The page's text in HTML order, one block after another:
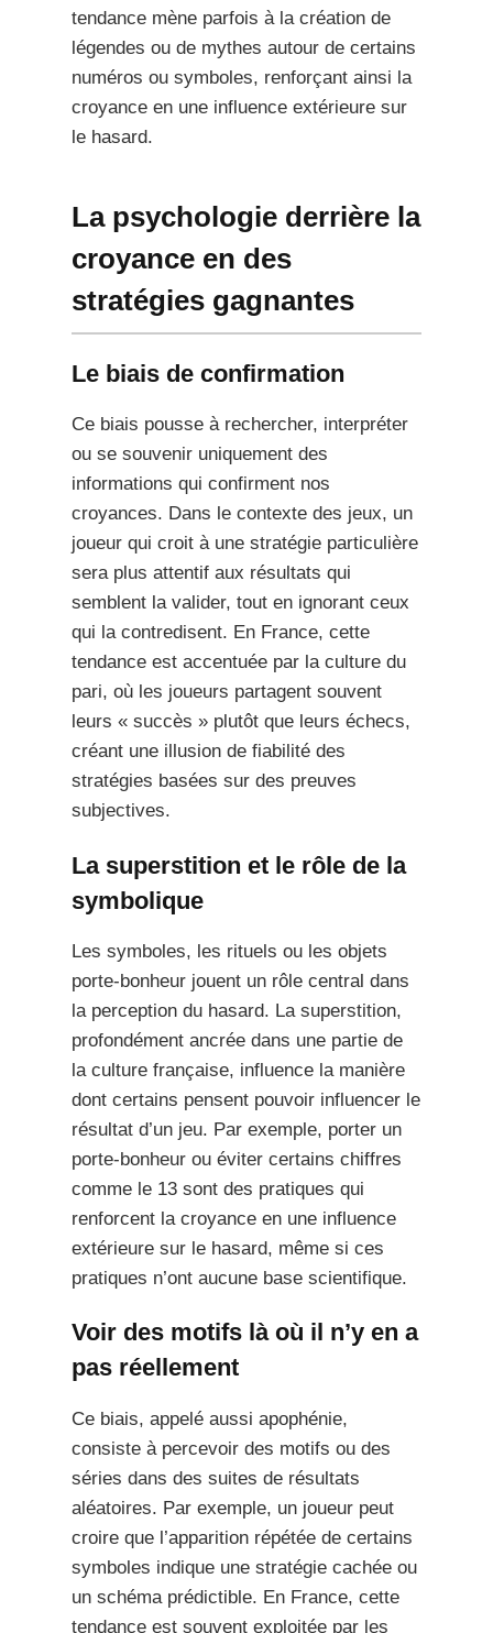
tendance mène parfois à la création de
légendes ou de mythes autour de certains
numéros ou symboles, renforçant ainsi la
croyance en une influence extérieure sur
le hasard.
La psychologie derrière la
croyance en des
stratégies gagnantes
Le biais de confirmation
Ce biais pousse à rechercher, interpréter
ou se souvenir uniquement des
informations qui confirment nos
croyances. Dans le contexte des jeux, un
joueur qui croit à une stratégie particulière
sera plus attentif aux résultats qui
semblent la valider, tout en ignorant ceux
qui la contredisent. En France, cette
tendance est accentuée par la culture du
pari, où les joueurs partagent souvent
leurs « succès » plutôt que leurs échecs,
créant une illusion de fiabilité des
stratégies basées sur des preuves
subjectives.
La superstition et le rôle de la
symbolique
Les symboles, les rituels ou les objets
porte-bonheur jouent un rôle central dans
la perception du hasard. La superstition,
profondément ancrée dans une partie de
la culture française, influence la manière
dont certains pensent pouvoir influencer le
résultat d’un jeu. Par exemple, porter un
porte-bonheur ou éviter certains chiffres
comme le 13 sont des pratiques qui
renforcent la croyance en une influence
extérieure sur le hasard, même si ces
pratiques n’ont aucune base scientifique.
Voir des motifs là où il n’y en a
pas réellement
Ce biais, appelé aussi apophénie,
consiste à percevoir des motifs ou des
séries dans des suites de résultats
aléatoires. Par exemple, un joueur peut
croire que l’apparition répétée de certains
symboles indique une stratégie cachée ou
un schéma prédictible. En France, cette
tendance est souvent exploitée par les